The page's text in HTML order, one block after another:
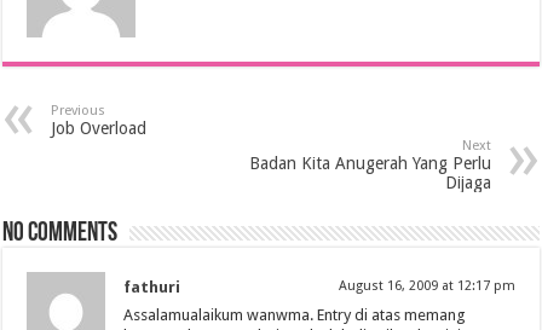
Previous
Job Overload
Next
Badan Kita Anugerah Yang Perlu
Dijaga
No comments
fathuri August 16, 2009 at 12:17 pm
Assalamualaikum wanwma. Entry di atas memang